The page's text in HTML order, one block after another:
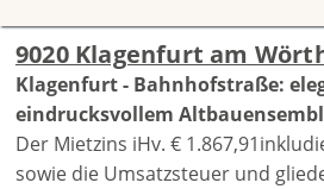
9020 Klagenfurt am
Klagenfurt - Bahnhofstraße:
eindrucksvollem
Der Mietzins iHv. €
sowie die Umsatzsteuer und